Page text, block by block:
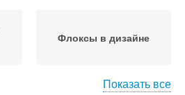
Флоксы в дизайне
Показать все